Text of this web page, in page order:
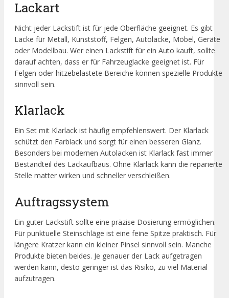
Lackart
Nicht jeder Lackstift ist für jede Oberfläche geeignet. Es gibt
Lacke für Metall, Kunststoff, Felgen, Autolacke, Möbel, Geräte
oder Modellbau. Wer einen Lackstift für ein Auto kauft, sollte
darauf achten, dass er für Fahrzeuglacke geeignet ist. Für
Felgen oder hitzebelastete Bereiche können spezielle Produkte
sinnvoll sein.
Klarlack
Ein Set mit Klarlack ist häufig empfehlenswert. Der Klarlack
schützt den Farblack und sorgt für einen besseren Glanz.
Besonders bei modernen Autolacken ist Klarlack fast immer
Bestandteil des Lackaufbaus. Ohne Klarlack kann die reparierte
Stelle matter wirken und schneller verschleißen.
Auftragssystem
Ein guter Lackstift sollte eine präzise Dosierung ermöglichen.
Für punktuelle Steinschläge ist eine feine Spitze praktisch. Für
längere Kratzer kann ein kleiner Pinsel sinnvoll sein. Manche
Produkte bieten beides. Je genauer der Lack aufgetragen
werden kann, desto geringer ist das Risiko, zu viel Material
aufzutragen.